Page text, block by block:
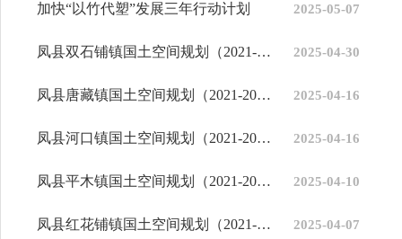
加快“以竹代塑”发展三年行动计划 2025-05-07
凤县双石铺镇国土空间规划（2021-2035年） 2025-04-30
凤县唐藏镇国土空间规划（2021-2035年） 2025-04-16
凤县河口镇国土空间规划（2021-2035年） 2025-04-16
凤县平木镇国土空间规划（2021-2035年） 2025-04-10
凤县红花铺镇国土空间规划（2021-2035年）（公示稿）公示公告 2025-04-07